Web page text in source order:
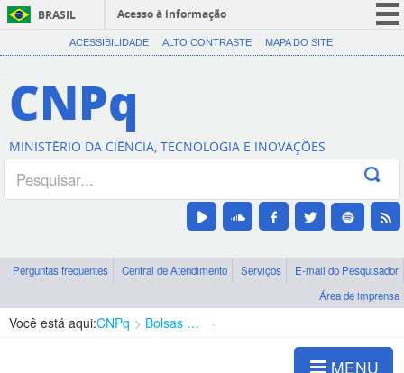
BRASIL
Acesso à informação
CORONAVÍRUS (COVID-19)
Canais
ACESSIBILIDADE ALTO CONTRASTE MAPA DO SITE
CNPq
MINISTÉRIO DA CIÊNCIA, TECNOLOGIA E INOVAÇÕES
Perguntas frequentes Central de Atendimento Serviços
E-mail do Pesquisador
Área de imprensa
Você está aqui:CNPq Bolsas e Auxílios Vigentes
MENU